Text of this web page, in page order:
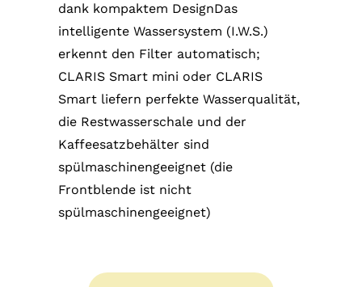
dank kompaktem DesignDas
intelligente Wassersystem (I.W.S.)
erkennt den Filter automatisch;
CLARIS Smart mini oder CLARIS
Smart liefern perfekte Wasserqualität,
die Restwasserschale und der
Kaffeesatzbehälter sind
spülmaschinengeeignet (die
Frontblende ist nicht
spülmaschinengeeignet)